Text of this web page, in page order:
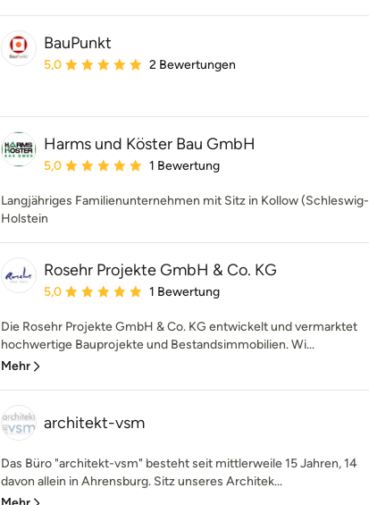
BauPunkt
Durchschnittliche Bewertung: 5 von 5 Sternen
5,0 2 Bewertungen
Harms und Köster Bau GmbH
Durchschnittliche Bewertung: 5 von 5 Sternen
5,0 1 Bewertung
Langjähriges Familienunternehmen mit Sitz in Kollow (Schleswig-
Holstein
Rosehr Projekte GmbH & Co. KG
Durchschnittliche Bewertung: 5 von 5 Sternen
5,0 1 Bewertung
Die Rosehr Projekte GmbH & Co. KG entwickelt und vermarktet
hochwertige Bauprojekte und Bestandsimmobilien. Wi...
Mehr
architekt-vsm
Das Büro "architekt-vsm" besteht seit mittlerweile 15 Jahren, 14
davon allein in Ahrensburg. Sitz unseres Architek...